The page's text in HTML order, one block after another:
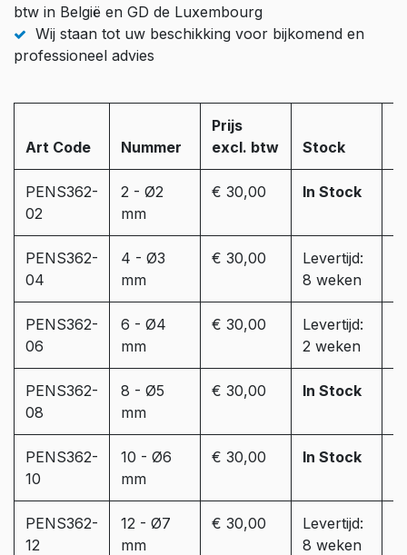
btw in België en GD de Luxembourg
Wij staan tot uw beschikking voor bijkomend en
professioneel advies
Art Code Nummer
Prijs
excl. btw
Stock
PENS362-
02
2 - Ø2
mm
€ 30,00 In Stock
PENS362-
04
4 - Ø3
mm
€ 30,00
Levertijd:
8 weken
PENS362-
06
6 - Ø4
mm
€ 30,00
Levertijd:
2 weken
PENS362-
08
8 - Ø5
mm
€ 30,00 In Stock
PENS362-
10
10 - Ø6
mm
€ 30,00 In Stock
PENS362-
12
12 - Ø7
mm
€ 30,00
Levertijd:
8 weken